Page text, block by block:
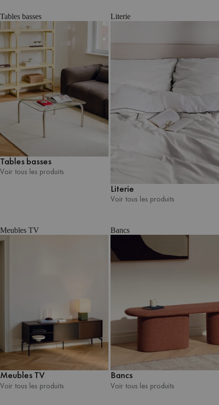
Tables basses
Tables basses
Voir tous les produits
Literie
Literie
Voir tous les produits
Meubles TV
Meubles TV
Voir tous les produits
Bancs
Bancs
Voir tous les produits